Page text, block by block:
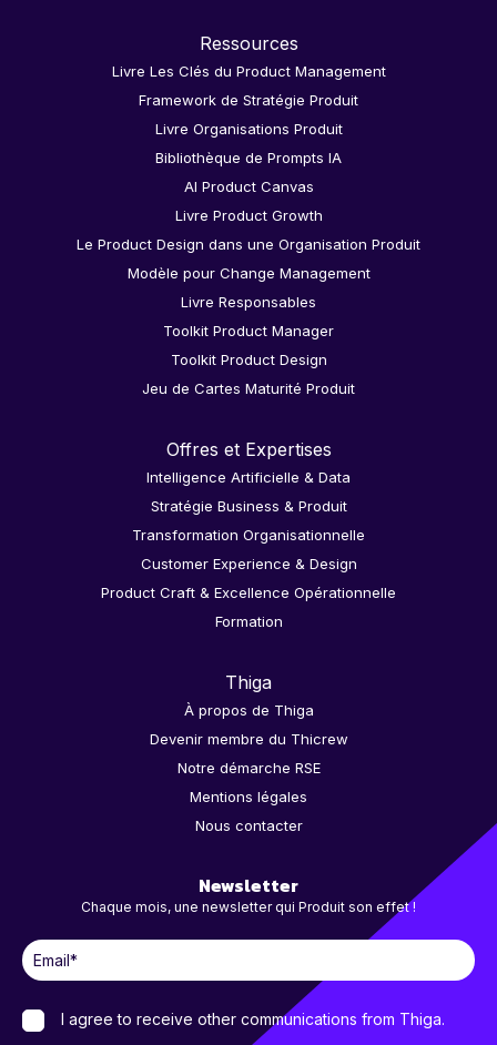
Ressources
Livre Les Clés du Product Management
Framework de Stratégie Produit
Livre Organisations Produit
Bibliothèque de Prompts IA
AI Product Canvas
Livre Product Growth
Le Product Design dans une Organisation Produit
Modèle pour Change Management
Livre Responsables
Toolkit Product Manager
Toolkit Product Design
Jeu de Cartes Maturité Produit
Offres et Expertises
Intelligence Artificielle & Data
Stratégie Business & Produit
Transformation Organisationnelle
Customer Experience & Design
Product Craft & Excellence Opérationnelle
Formation
Thiga
À propos de Thiga
Devenir membre du Thicrew
Notre démarche RSE
Mentions légales
Nous contacter
Newsletter
Chaque mois, une newsletter qui Produit son effet !
I agree to receive other communications from Thiga.